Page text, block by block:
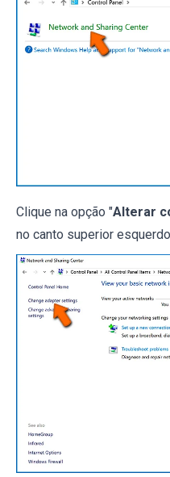
Clique na opção "Alterar
no canto superior